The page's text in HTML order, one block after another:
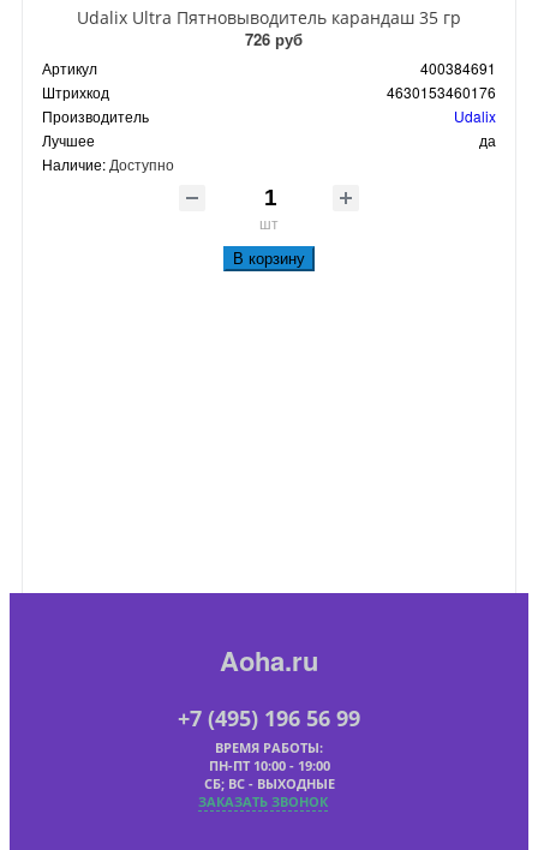
Udalix Ultra Пятновыводитель карандаш 35 гр
726 руб
Артикул
400384691
Штрихкод
4630153460176
Производитель
Udalix
Лучшее
да
Наличие: Доступно
шт
В корзину
Aoha.ru
+7 (495) 196 56 99
ВРЕМЯ РАБОТЫ:
ПН-ПТ 10:00 - 19:00
СБ; ВС - ВЫХОДНЫЕ
ЗАКАЗАТЬ ЗВОНОК